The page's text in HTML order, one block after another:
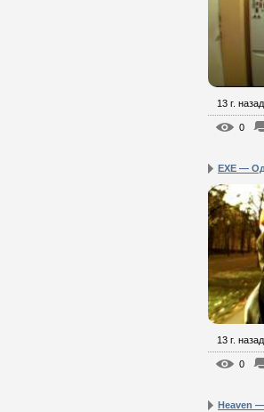
13 г. назад
0
EXE —
13 г. назад
0
Heaven